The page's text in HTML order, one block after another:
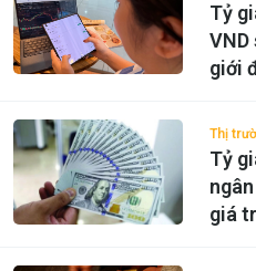
Tỷ
VND
giới
Thị
Tỷ
giá